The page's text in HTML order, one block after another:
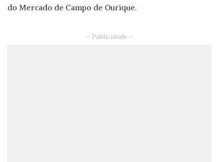
do Mercado de Campo de Ourique.
– Publicidade –